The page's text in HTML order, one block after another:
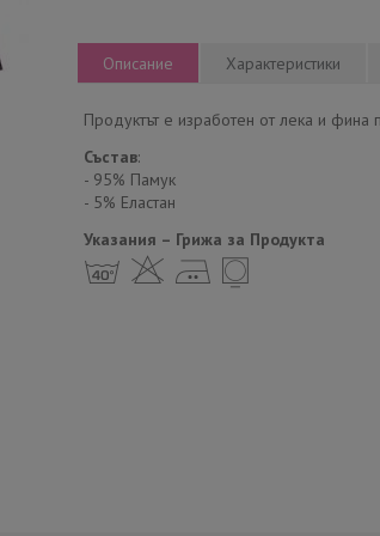
Описание Характеристики
Продуктът е изработен от лека и фина
Състав:
- 95% Памук
- 5% Еластан
Указания – Грижа за Продукта
h H E Y